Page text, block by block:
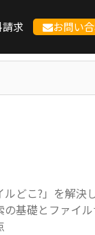
請求 お問い
ルどこ?」を解決
の基礎とファイ